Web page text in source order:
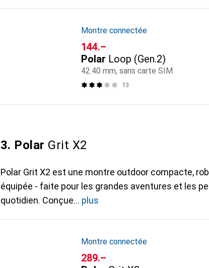
Montre connectée
CHF
144.–
Polar Loop (Gen.2)
42.40 mm, sans carte SIM
13
3. Polar Grit X2
Polar Grit X2 est une montre outdoor compacte,
équipée - faite pour les grandes aventures et les
quotidien. Conçue
plus
Montre connectée
CHF
289.–